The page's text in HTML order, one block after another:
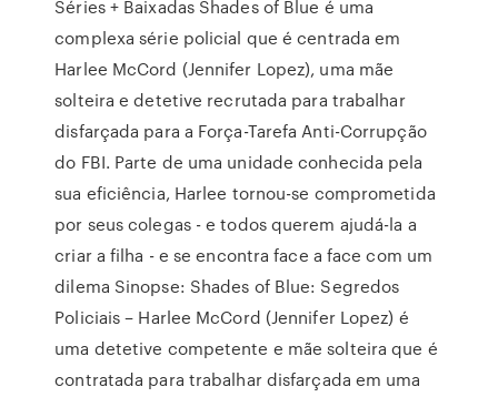
Séries + Baixadas Shades of Blue é uma
complexa série policial que é centrada em
Harlee McCord (Jennifer Lopez), uma mãe
solteira e detetive recrutada para trabalhar
disfarçada para a Força-Tarefa Anti-Corrupção
do FBI. Parte de uma unidade conhecida pela
sua eficiência, Harlee tornou-se comprometida
por seus colegas - e todos querem ajudá-la a
criar a filha - e se encontra face a face com um
dilema Sinopse: Shades of Blue: Segredos
Policiais – Harlee McCord (Jennifer Lopez) é
uma detetive competente e mãe solteira que é
contratada para trabalhar disfarçada em uma